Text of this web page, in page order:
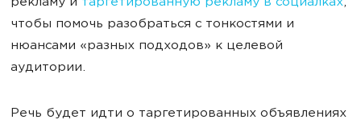
рекламу и таргетированную рекламу в социалках,
чтобы помочь разобраться с тонкостями и
нюансами «разных подходов» к целевой
аудитории.
Речь будет идти о таргетированных объявлениях